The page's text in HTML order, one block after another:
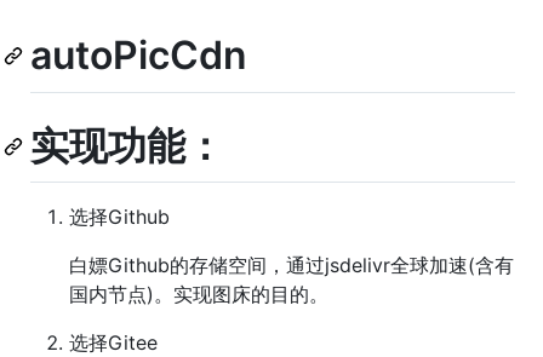
autoPicCdn
实现功能：
选择Github
白嫖Github的存储空间，通过jsdelivr全球加速(含有
国内节点)。实现图床的目的。
选择Gitee